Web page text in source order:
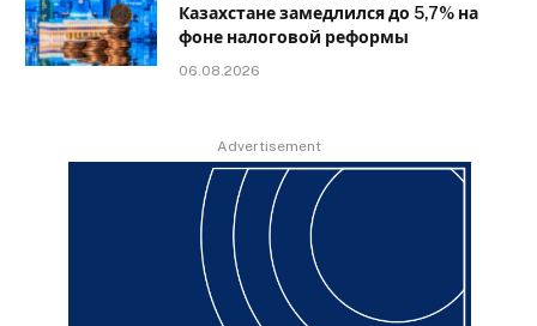
Казахстане замедлился до 5,7% на
фоне налоговой реформы
06.08.2026
Advertisement